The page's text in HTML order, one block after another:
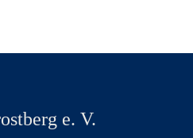
e. V.